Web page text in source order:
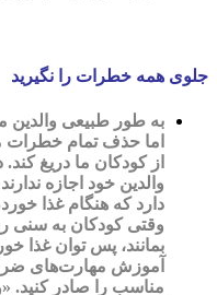
جلوی همه خطرات را نگیرید
به طور طبیعی والدین
اما حذف تمام خطرات
از کودکان ما دریغ
والدین خود اجازه
دارد که هنگام غذا
بمانند، پس توان غذا
آموزش مهارت‌های
مناسب را صادر کنید.